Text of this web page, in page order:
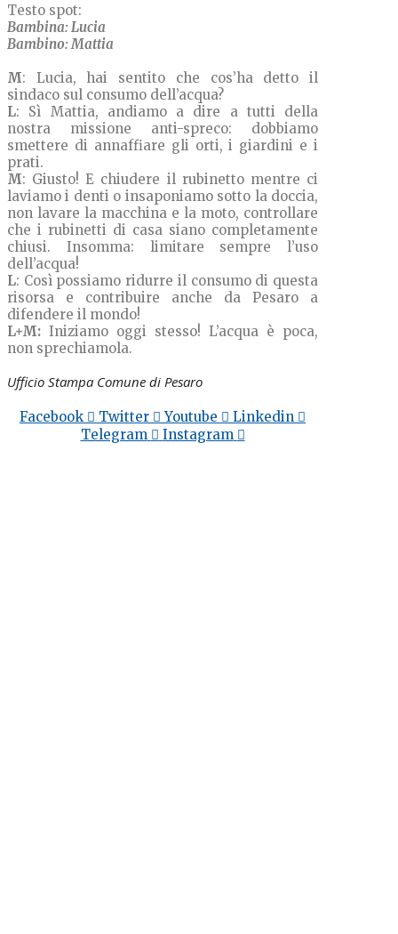
Testo spot:
Bambina: Lucia
Bambino: Mattia
M: Lucia, hai sentito che cos’ha detto il
sindaco sul consumo dell’acqua?
L: Sì Mattia, andiamo a dire a tutti della
nostra missione anti-spreco: dobbiamo
smettere di annaffiare gli orti, i giardini e i
prati.
M: Giusto! E chiudere il rubinetto mentre ci
laviamo i denti o insaponiamo sotto la doccia,
non lavare la macchina e la moto, controllare
che i rubinetti di casa siano completamente
chiusi. Insomma: limitare sempre l’uso
dell’acqua!
L: Così possiamo ridurre il consumo di questa
risorsa e contribuire anche da Pesaro a
difendere il mondo!
L+M: Iniziamo oggi stesso! L’acqua è poca,
non sprechiamola.
Ufficio Stampa Comune di Pesaro
Facebook Twitter Youtube
Linkedin
Telegram
Instagram